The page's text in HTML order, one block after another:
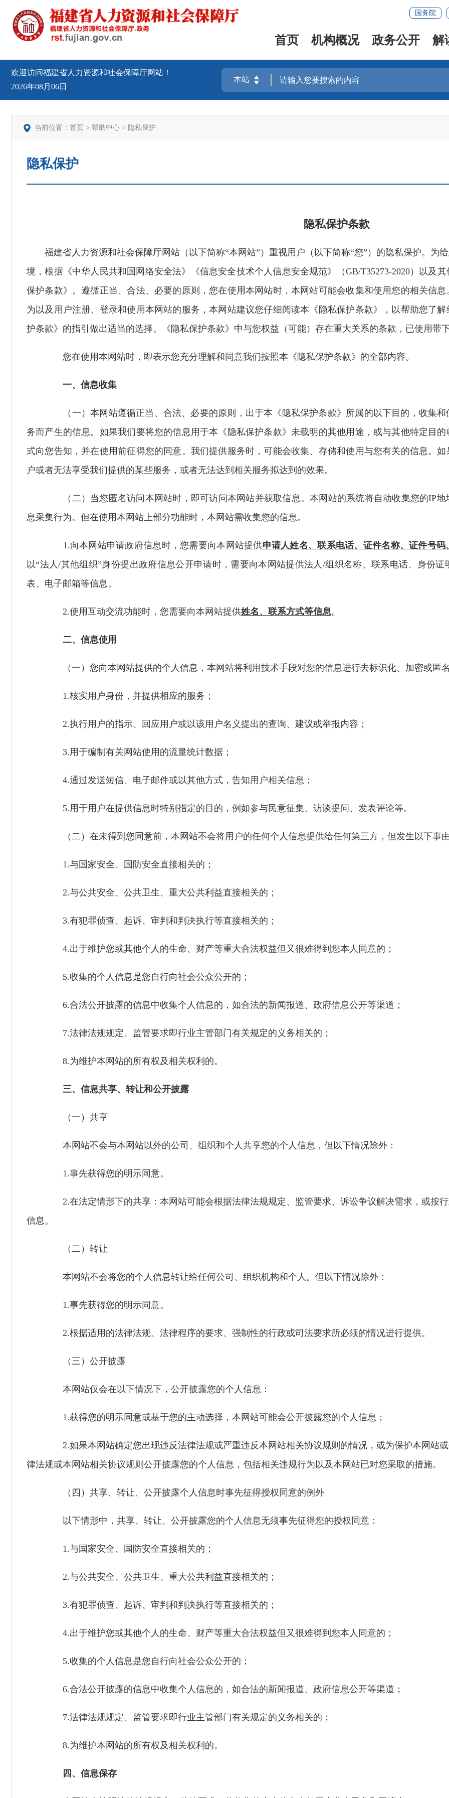
国务院
首页 机构概况 政务公开 解
欢迎访问福建省人力资源和社会保障厅网站！
2026年08月06日
当前位置： 首页 > 帮助中心 > 隐私保护
隐私保护
隐私保护条款
福建省人力资源和社会保障厅网站（以下简称“本网站”）重视用户（以下简称“您”）的隐私保护。为
境，根据《中华人民共和国网络安全法》《信息安全技术个人信息安全规范》（GB/T35273-2020）以及
保护条款》。遵循正当、合法、必要的原则，您在使用本网站时，本网站可能会收集和使用您的相关信
为以及用户注册、登录和使用本网站的服务，本网站建议您仔细阅读本《隐私保护条款》，以帮助您了
护条款》的指引做出适当的选择。《隐私保护条款》中与您权益（可能）存在重大关系的条款，已使用带
您在使用本网站时，即表示您充分理解和同意我们按照本《隐私保护条款》的全部内容。
一、信息收集
（一）本网站遵循正当、合法、必要的原则，出于本《隐私保护条款》所属的以下目的，收集和
务而产生的信息。如果我们要将您的信息用于本《隐私保护条款》未载明的其他用途，或与其他特定目
式向您告知，并在使用前征得您的同意。我们提供服务时，可能会收集、存储和使用与您有关的信息。
户或者无法享受我们提供的某些服务，或者无法达到相关服务拟达到的效果。
（二）当您匿名访问本网站时，即可访问本网站并获取信息。本网站的系统将自动收集您的IP地
息采集行为。但在使用本网站上部分功能时，本网站需收集您的信息。
1.向本网站申请政府信息时，您需要向本网站提供申请人姓名、联系电话、证件名称、证件号
以“法人/其他组织”身份提出政府信息公开申请时，需要向本网站提供法人/组织名称、联系电话、身份
表、电子邮箱等信息。
2.使用互动交流功能时，您需要向本网站提供姓名、联系方式等信息。
二、信息使用
（一）您向本网站提供的个人信息，本网站将利用技术手段对您的信息进行去标识化、加密或匿
1.核实用户身份，并提供相应的服务；
2.执行用户的指示、回应用户或以该用户名义提出的查询、建议或举报内容；
3.用于编制有关网站使用的流量统计数据；
4.通过发送短信、电子邮件或以其他方式，告知用户相关信息；
5.用于用户在提供信息时特别指定的目的，例如参与民意征集、访谈提问、发表评论等。
（二）在未得到您同意前，本网站不会将用户的任何个人信息提供给任何第三方，但发生以下事
1.与国家安全、国防安全直接相关的；
2.与公共安全、公共卫生、重大公共利益直接相关的；
3.有犯罪侦查、起诉、审判和判决执行等直接相关的；
4.出于维护您或其他个人的生命、财产等重大合法权益但又很难得到您本人同意的；
5.收集的个人信息是您自行向社会公众公开的；
6.合法公开披露的信息中收集个人信息的，如合法的新闻报道、政府信息公开等渠道；
7.法律法规规定、监管要求即行业主管部门有关规定的义务相关的；
8.为维护本网站的所有权及相关权利的。
三、信息共享、转让和公开披露
（一）共享
本网站不会与本网站以外的公司、组织和个人共享您的个人信息，但以下情况除外：
1.事先获得您的明示同意。
2.在法定情形下的共享：本网站可能会根据法律法规规定、监管要求、诉讼争议解决需求，或按
信息。
（二）转让
本网站不会将您的个人信息转让给任何公司、组织机构和个人。但以下情况除外：
1.事先获得您的明示同意。
2.根据适用的法律法规、法律程序的要求、强制性的行政或司法要求所必须的情况进行提供。
（三）公开披露
本网站仅会在以下情况下，公开披露您的个人信息：
1.获得您的明示同意或基于您的主动选择，本网站可能会公开披露您的个人信息；
2.如果本网站确定您出现违反法律法规或严重违反本网站相关协议规则的情况，或为保护本网站
律法规或本网站相关协议规则公开披露您的个人信息，包括相关违规行为以及本网站已对您采取的措施。
（四）共享、转让、公开披露个人信息时事先征得授权同意的例外
以下情形中，共享、转让、公开披露您的个人信息无须事先征得您的授权同意：
1.与国家安全、国防安全直接相关的；
2.与公共安全、公共卫生、重大公共利益直接相关的；
3.有犯罪侦查、起诉、审判和判决执行等直接相关的；
4.出于维护您或其他个人的生命、财产等重大合法权益但又很难得到您本人同意的；
5.收集的个人信息是您自行向社会公众公开的；
6.合法公开披露的信息中收集个人信息的，如合法的新闻报道、政府信息公开等渠道；
7.法律法规规定、监管要求即行业主管部门有关规定的义务相关的；
8.为维护本网站的所有权及相关权利的。
四、信息保存